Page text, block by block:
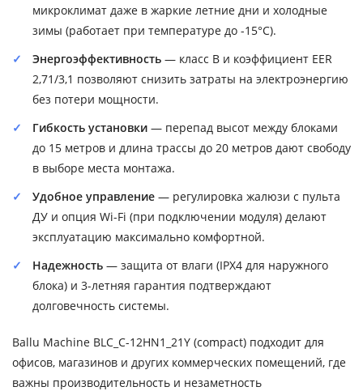
микроклимат даже в жаркие летние дни и холодные
зимы (работает при температуре до -15°C).
Энергоэффективность — класс B и коэффициент EER
2,71/3,1 позволяют снизить затраты на электроэнергию
без потери мощности.
Гибкость установки — перепад высот между блоками
до 15 метров и длина трассы до 20 метров дают свободу
в выборе места монтажа.
Удобное управление — регулировка жалюзи с пульта
ДУ и опция Wi-Fi (при подключении модуля) делают
эксплуатацию максимально комфортной.
Надежность — защита от влаги (IPX4 для наружного
блока) и 3-летняя гарантия подтверждают
долговечность системы.
Ballu Machine BLC_C-12HN1_21Y (compact) подходит для
офисов, магазинов и других коммерческих помещений, где
важны производительность и незаметность